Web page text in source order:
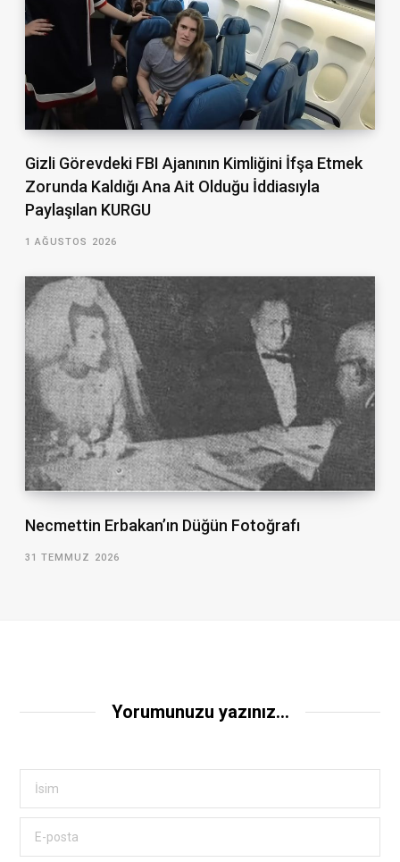
Gizli Görevdeki FBI Ajanının Kimliğini İfşa Etmek
Zorunda Kaldığı Ana Ait Olduğu İddiasıyla
Paylaşılan KURGU
1 AĞUSTOS 2026
Necmettin Erbakan’ın Düğün Fotoğrafı
31 TEMMUZ 2026
Yorumunuzu yazınız...